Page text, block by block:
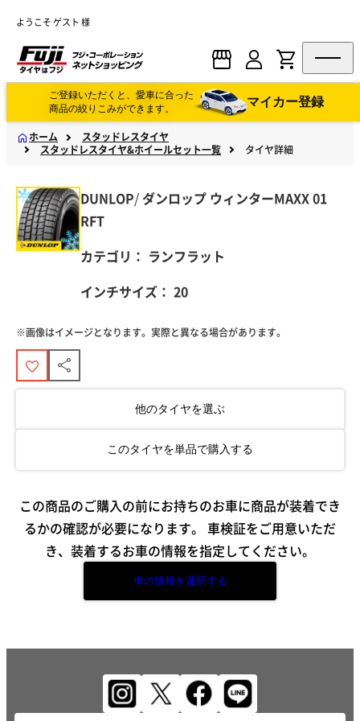
ようこそ ゲスト 様
ご登録いただくと、愛車に合った
商品の絞りこみができます。
マイカー登録
ホーム
スタッドレスタイヤ
スタッドレスタイヤ&ホイールセット一覧
タイヤ詳細
DUNLOP/ ダンロップ ウィンターMAXX 01
RFT
カテゴリ： ランフラット
インチサイズ： 20
※画像はイメージとなります。実際と異なる場合があります。
他のタイヤを選ぶ
このタイヤを単品で購入する
この商品のご購入の前にお持ちのお車に商品が装着でき
るかの確認が必要になります。 車検証をご用意いただ
き、装着するお車の情報を指定してください。
車の情報を選択する